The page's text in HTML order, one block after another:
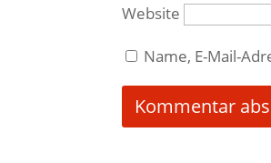
Website
Name, E-Mail-